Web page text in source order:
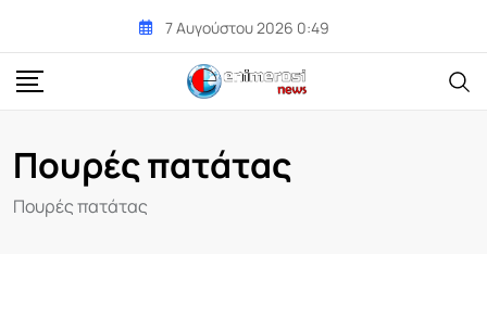
content
7 Αυγούστου 2026 0:49
Πουρές πατάτας
Πουρές πατάτας